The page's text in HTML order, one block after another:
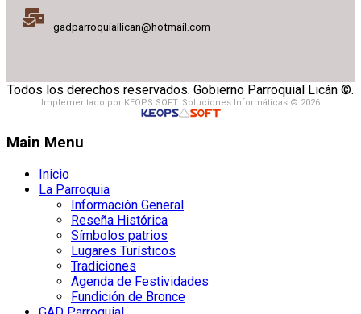
gadparroquiallican@hotmail.com
Todos los derechos reservados. Gobierno Parroquial Licán ©.
Implementado por KEOPS SOFT. Soluciones Informáticas © 2026
Main Menu
Inicio
La Parroquia
Información General
Reseña Histórica
Símbolos patrios
Lugares Turísticos
Tradiciones
Agenda de Festividades
Fundición de Bronce